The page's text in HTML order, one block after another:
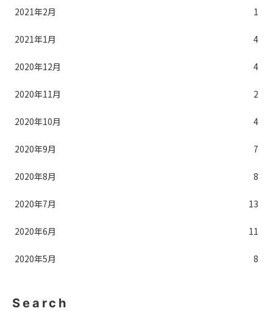
2021年2月 1
2021年1月 4
2020年12月 4
2020年11月 2
2020年10月 4
2020年9月 7
2020年8月 8
2020年7月 13
2020年6月 11
2020年5月 8
Search